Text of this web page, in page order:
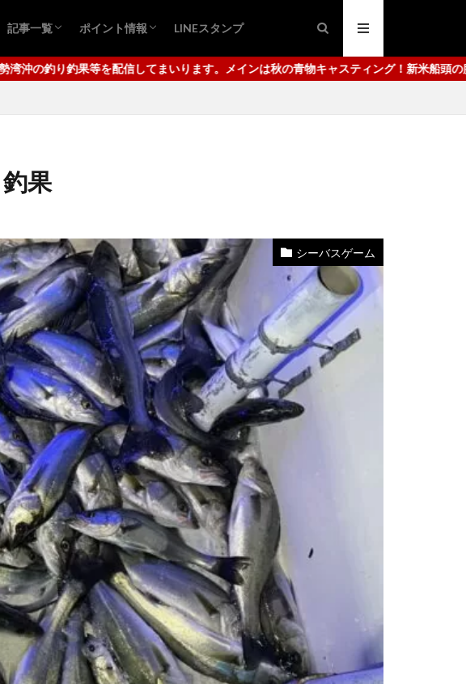
記事一覧
青物キャスティング
シーバスゲーム
ロックフィッシュ
クロダイ釣り
アジ
ワタリガニ
タコ釣り
ポイント情報
四日市港
千代崎港
LINEスタンプ
は秋の青物キャスティング！新米船頭の腕っぷしをご覧ください。使用しているタック
果
シーバスゲーム